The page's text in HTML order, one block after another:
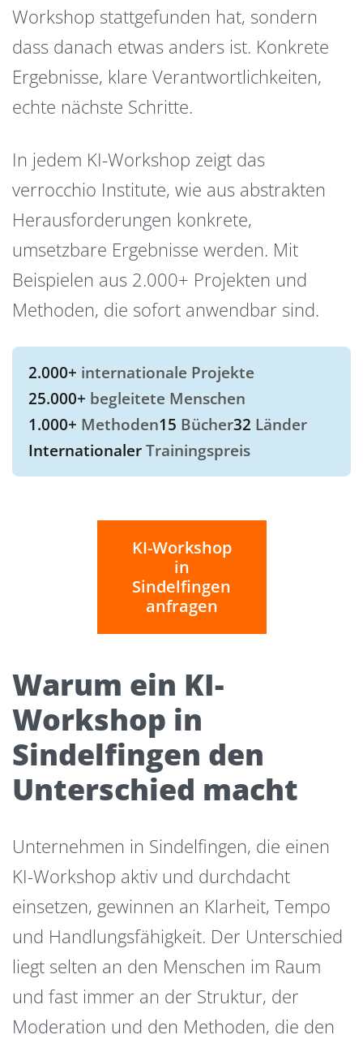
Workshop stattgefunden hat, sondern
dass danach etwas anders ist. Konkrete
Ergebnisse, klare Verantwortlichkeiten,
echte nächste Schritte.
In jedem KI-Workshop zeigt das
verrocchio Institute, wie aus abstrakten
Herausforderungen konkrete,
umsetzbare Ergebnisse werden. Mit
Beispielen aus 2.000+ Projekten und
Methoden, die sofort anwendbar sind.
2.000+ internationale Projekte
25.000+ begleitete Menschen
1.000+ Methoden15 Bücher32 Länder
InternationalerTrainingspreis
KI-Workshop
in
Sindelfingen
anfragen
Warum ein KI-
Workshop in
Sindelfingen den
Unterschied macht
Unternehmen in Sindelfingen, die einen
KI-Workshop aktiv und durchdacht
einsetzen, gewinnen an Klarheit, Tempo
und Handlungsfähigkeit. Der Unterschied
liegt selten an den Menschen im Raum
und fast immer an der Struktur, der
Moderation und den Methoden, die den